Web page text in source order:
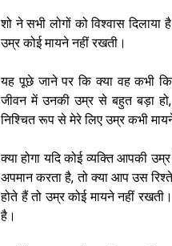
शो ने सभी लोगों को विश्वास दिलाया
उम्र कोई मायने नहीं रखती।
यह पूछे जाने पर कि क्या वह कभी
जीवन में उनकी उम्र से बहुत बड़ा
निश्चित रूप से मेरे लिए उम्र कभी
क्या होगा यदि कोई व्यक्ति आपकी
अपमान करता है, तो क्या आप उस
होते हैं तो उम्र कोई मायने नहीं
है।